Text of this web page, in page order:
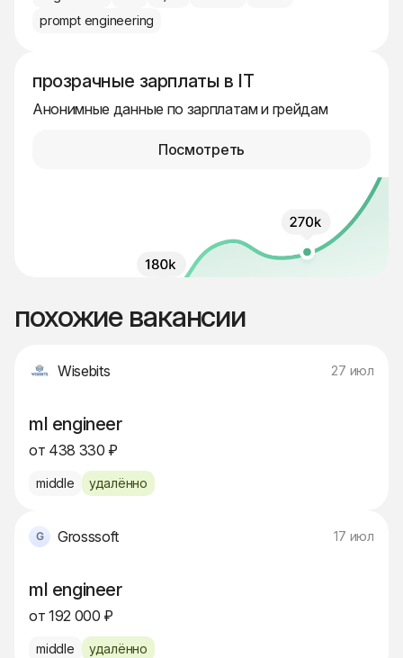
prompt engineering
прозрачные зарплаты в IT
Анонимные данные по зарплатам и грейдам
Посмотреть
похожие вакансии
Wisebits 27 июл
ml engineer
от 438 330 ₽
middle удалённо
Grosssoft 17 июл
ml engineer
от 192 000 ₽
middle удалённо